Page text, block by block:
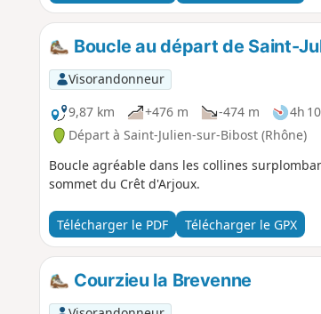
Boucle au départ de Saint-
Visorandonneur
9,87 km
+476 m -474 m 4h 10
Départ à Saint-Julien-sur-Bibost (Rhône)
Boucle agréable dans les collines
sommet du Crêt d'Arjoux.
Télécharger le PDF Télécharger le GPX
Courzieu la Brevenne